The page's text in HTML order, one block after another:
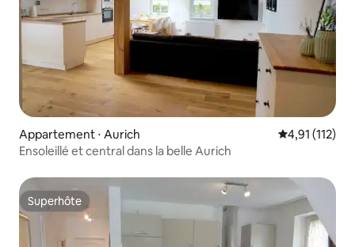
Appartement ⋅ Aurich Évaluation
4,91 (112)
Ensoleillé et central dans la belle Aurich
Superhôte
Superhôte